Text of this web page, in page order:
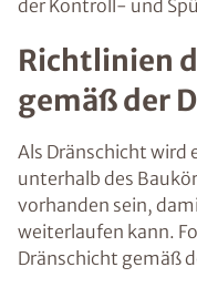
der Kontroll- und
Richtlinien
gemäß der
Als Dränschicht wird
unterhalb des
vorhanden sein,
weiterlaufen kann.
Dränschicht gemäß